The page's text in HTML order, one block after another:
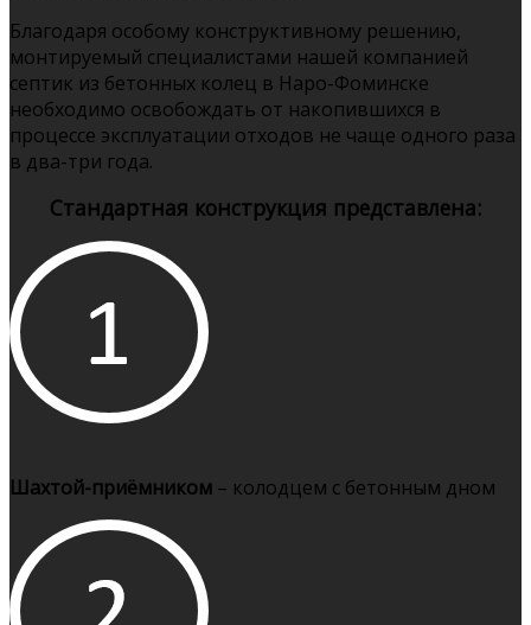
Благодаря особому конструктивному решению,
монтируемый специалистами нашей компанией
септик из бетонных колец в Наро-Фоминске
необходимо освобождать от накопившихся в
процессе эксплуатации отходов не чаще одного раза
в два-три года.
Стандартная конструкция представлена:
Шахтой-приёмником – колодцем с бетонным дном